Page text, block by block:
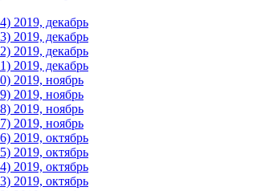
2019, декабрь
2019, декабрь
2019, декабрь
2019, декабрь
2019, ноябрь
2019, ноябрь
2019, ноябрь
2019, ноябрь
2019, октябрь
2019, октябрь
2019, октябрь
2019, октябрь